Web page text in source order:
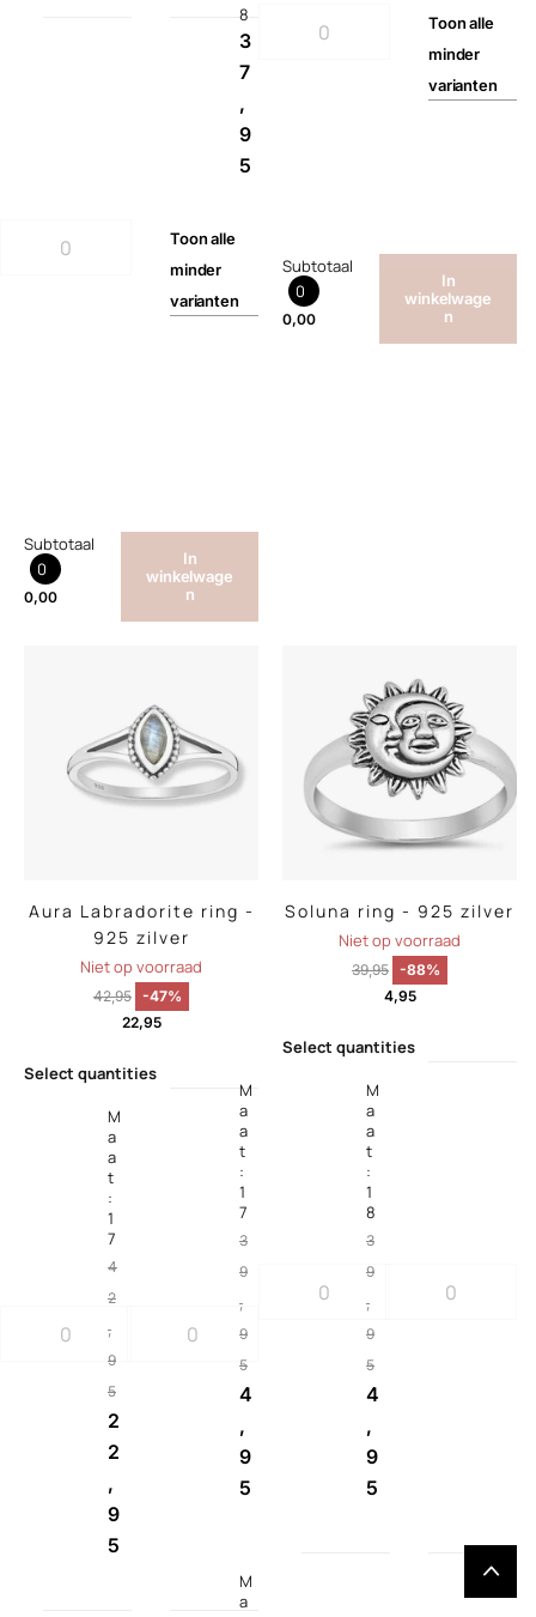
Toonalle
minder
varianten
Subtotaal
0
0,00
In
winkelwage
n
8
3
7
,
9
5
Toonalle
minder
varianten
Subtotaal
0
0,00
In
winkelwage
n
Aura Labradorite ring -
925 zilver
Niet op voorraad
42,95 -47%
22,95
Select quantities
M
a
a
t
:
1
7
4
2
,
9
5
2
2
,
9
5
Soluna ring - 925 zilver
Niet op voorraad
39,95 -88%
4,95
Select quantities
M
a
a
t
:
1
7
3
9
,
9
5
4
,
9
5
M
a
a
t
:
1
8
3
9
,
9
5
4
,
9
5
M
a